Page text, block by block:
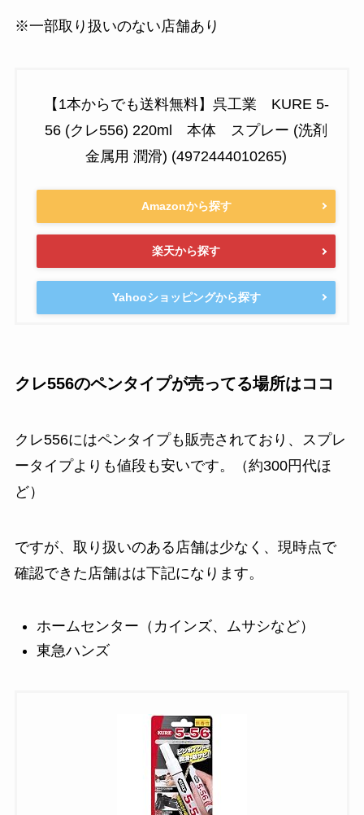
※一部取り扱いのない店舗あり
【1本からでも送料無料】呉工業 KURE 5-
56 (クレ556) 220ml 本体 スプレー (洗剤
金属用 潤滑) (4972444010265)
Amazonから探す
楽天から探す
Yahooショッピングから探す
クレ556のペンタイプが売ってる場所はココ
クレ556にはペンタイプも販売されており、スプレ
ータイプよりも値段も安いです。（約300円代ほ
ど）
ですが、取り扱いのある店舗は少なく、現時点で
確認できた店舗はは下記になります。
ホームセンター（カインズ、ムサシなど）
東急ハンズ